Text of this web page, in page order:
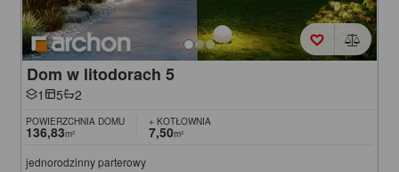
Dom w litodorach 5
1 5 2
POWIERZCHNIA DOMU
136,83m²
+ KOTŁOWNIA
7,50m²
jednorodzinny parterowy